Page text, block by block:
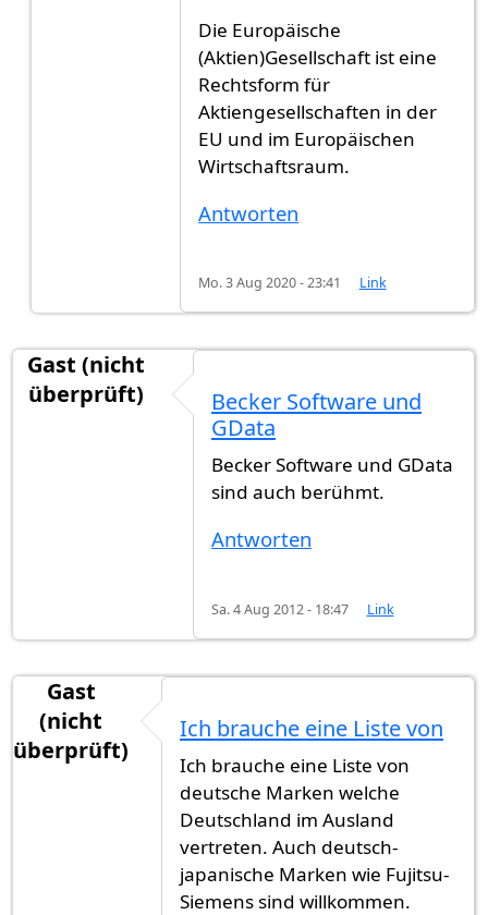
Die Europäische
(Aktien)Gesellschaft ist eine
Rechtsform für
Aktiengesellschaften in der
EU und im Europäischen
Wirtschaftsraum.
Antworten
Mo. 3 Aug 2020 - 23:41 Link
Gast (nicht
überprüft)
Becker Software und
GData
Becker Software und GData
sind auch berühmt.
Antworten
Sa. 4 Aug 2012 - 18:47 Link
Gast
(nicht
überprüft)
Ich brauche eine Liste von
Ich brauche eine Liste von
deutsche Marken welche
Deutschland im Ausland
vertreten. Auch deutsch-
japanische Marken wie Fujitsu-
Siemens sind willkommen.